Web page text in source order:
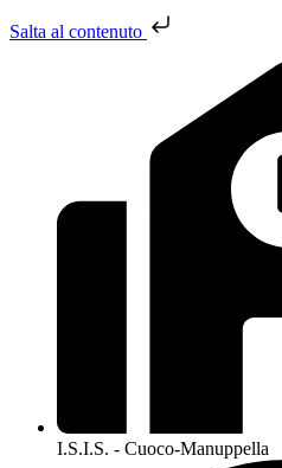
Salta al contenuto
I.S.I.S. - Cuoco-Manuppella